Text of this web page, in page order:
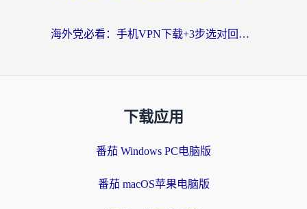
海外党必看：手机VPN下载+3步选对回国加速器，无缝刷国内资源不再愁
下载应用
番茄 Windows PC电脑版
番茄 macOS苹果电脑版